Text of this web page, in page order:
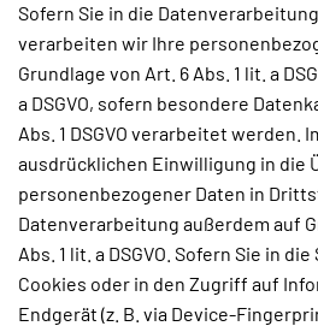
Sofern Sie in die
verarbeiten wir Ihre
Grundlage von Art. 6 Abs. 1 lit. a
a DSGVO, sofern besondere
Abs. 1 DSGVO verarbeitet werden.
ausdrücklichen Einwilligung in die
personenbezogener Daten in
Datenverarbeitung außerdem auf
Abs. 1 lit. a DSGVO. Sofern Sie in
Cookies oder in den Zugriff auf
Endgerät (z. B. via Device-